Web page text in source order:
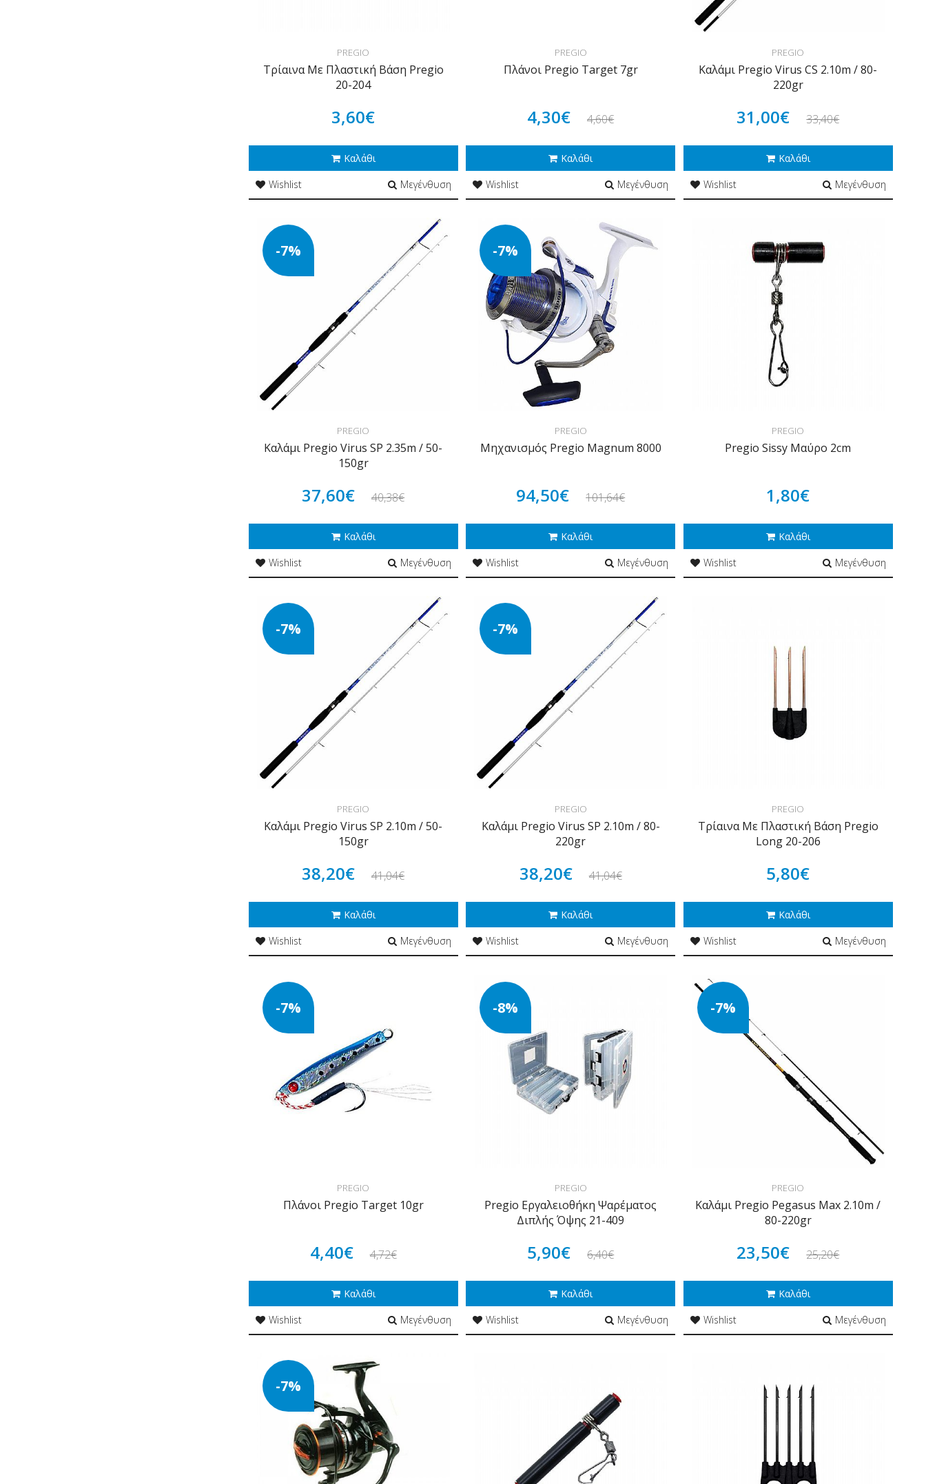
PREGIO
Τρίαινα Με Πλαστική Βάση Pregio
20-204
3,60€
Καλάθι
Wishlist
Μεγένθυση
PREGIO
Πλάνοι Pregio Target 7gr
4,30€ 4,60€
Καλάθι
Wishlist
Μεγένθυση
PREGIO
Καλάμι Pregio Virus CS 2.10m / 80-
220gr
31,00€ 33,40€
Καλάθι
Wishlist
Μεγένθυση
-7%
PREGIO
Καλάμι Pregio Virus SP 2.35m / 50-
150gr
37,60€ 40,38€
Καλάθι
Wishlist
Μεγένθυση
-7%
PREGIO
Μηχανισμός Pregio Magnum 8000
94,50€ 101,64€
Καλάθι
Wishlist
Μεγένθυση
PREGIO
Pregio Sissy Μαύρο 2cm
1,80€
Καλάθι
Wishlist
Μεγένθυση
-7%
PREGIO
Καλάμι Pregio Virus SP 2.10m / 50-
150gr
38,20€ 41,04€
Καλάθι
Wishlist
Μεγένθυση
-7%
PREGIO
Καλάμι Pregio Virus SP 2.10m / 80-
220gr
38,20€ 41,04€
Καλάθι
Wishlist
Μεγένθυση
PREGIO
Τρίαινα Με Πλαστική Βάση Pregio
Long 20-206
5,80€
Καλάθι
Wishlist
Μεγένθυση
-7%
PREGIO
Πλάνοι Pregio Target 10gr
4,40€ 4,72€
Καλάθι
Wishlist
Μεγένθυση
-8%
PREGIO
Pregio Εργαλειοθήκη Ψαρέματος
Διπλής Όψης 21-409
5,90€ 6,40€
Καλάθι
Wishlist
Μεγένθυση
-7%
PREGIO
Καλάμι Pregio Pegasus Max 2.10m /
80-220gr
23,50€ 25,20€
Καλάθι
Wishlist
Μεγένθυση
-7%